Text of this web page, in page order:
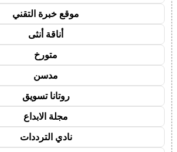
موقع خبرة التقني
أناقة أنثى
متورخ
مدسن
روتانا تسويق
مجلة الابداع
نادي الترددات